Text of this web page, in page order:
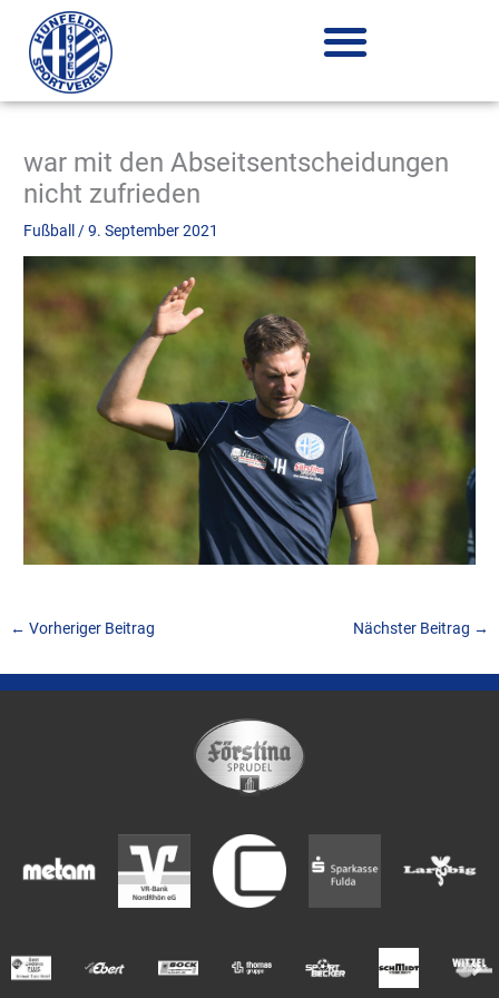
Inhalt
springen
war mit den Abseitsentscheidungen
nicht zufrieden
Fußball /9. September 2021
← Vorheriger Beitrag Nächster Beitrag →